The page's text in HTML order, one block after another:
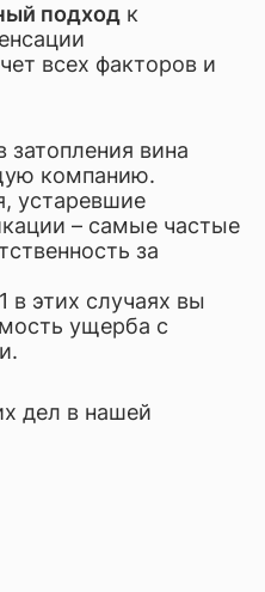
подход к
всех факторов и
затопления вина
компанию.
устаревшие
– самые частые
за
в этих случаях вы
ущерба с
дел в нашей